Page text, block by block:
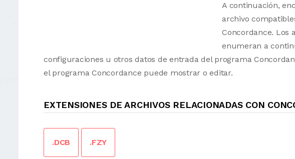
A continuación,
archivo
Concordance. Los
enumeran a
configuraciones u otros datos de entrada del programa
el programa Concordance puede mostrar o editar.
EXTENSIONES DE ARCHIVOS RELACIONADAS CON
.DCB .FZY